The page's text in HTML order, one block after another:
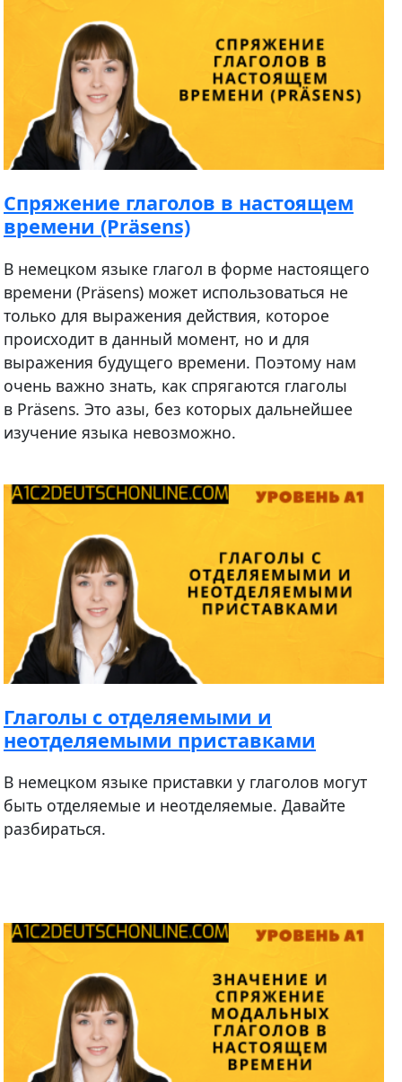
Спряжение глаголов в настоящем
времени (Präsens)
В немецком языке глагол в форме настоящего
времени (Präsens) может использоваться не
только для выражения действия, которое
происходит в данный момент, но и для
выражения будущего времени. Поэтому нам
очень важно знать, как спрягаются глаголы
в Präsens. Это азы, без которых дальнейшее
изучение языка невозможно.
Глаголы с отделяемыми и
неотделяемыми приставками
В немецком языке приставки у глаголов могут
быть отделяемые и неотделяемые. Давайте
разбираться.